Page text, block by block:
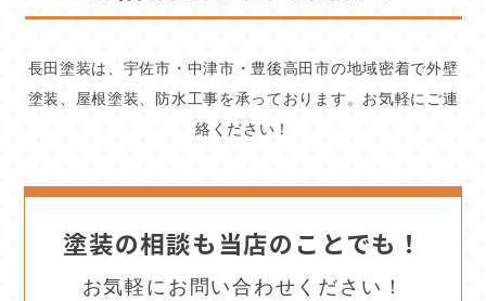
長田塗装は、宇佐市・中津市・豊後高田市の地域密着で外壁
塗装、屋根塗装、防水工事を承っております。お気軽にご連
絡ください！
塗装の相談も当店のことでも！
お気軽にお問い合わせください！